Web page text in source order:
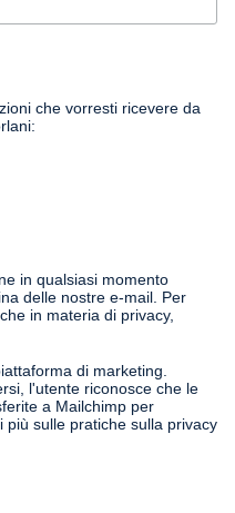
che vorresti ricevere da
in qualsiasi momento
delle nostre e-mail. Per
in materia di privacy,
di marketing.
l'utente riconosce che le
a Mailchimp per
più sulle pratiche sulla privacy